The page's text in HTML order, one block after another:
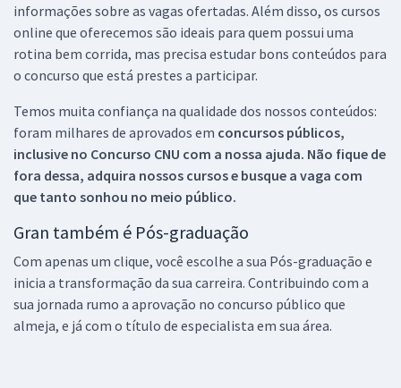
informações sobre as vagas ofertadas. Além disso, os cursos
online que oferecemos são ideais para quem possui uma
rotina bem corrida, mas precisa estudar bons conteúdos para
o concurso que está prestes a participar.
Temos muita confiança na qualidade dos nossos conteúdos:
foram milhares de aprovados em concursos públicos,
inclusive no Concurso CNU com a nossa ajuda. Não fique de
fora dessa, adquira nossos cursos e busque a vaga com
que tanto sonhou no meio público.
Gran também é Pós-graduação
Com apenas um clique, você escolhe a sua Pós-graduação e
inicia a transformação da sua carreira. Contribuindo com a
sua jornada rumo a aprovação no concurso público que
almeja, e já com o título de especialista em sua área.